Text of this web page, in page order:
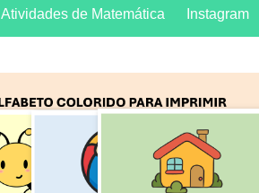
Atividades de Matemática Instagram